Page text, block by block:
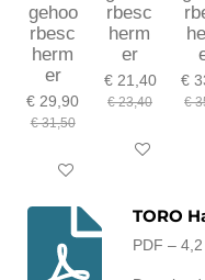
gehoo
rbesc
herm
er
€ 29,90
€ 31,50
In winkelwagen
rbesc
herm
er
€ 21,40
€ 23,40
In
€
€
TORO
PDF –